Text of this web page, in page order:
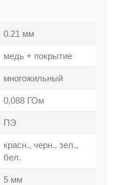
0.21 мм
медь + покрытие
многожильный
0,088 ГОм
ПЭ
красн., черн., зел.,
бел.
5 мм